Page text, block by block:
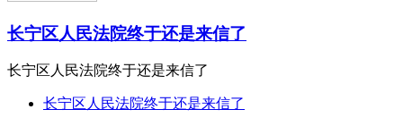
长宁区人民法院终于还是来信了
长宁区人民法院终于还是来信了
长宁区人民法院终于还是来信了